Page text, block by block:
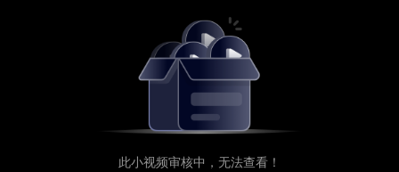
此小视频审核中，无法查看！